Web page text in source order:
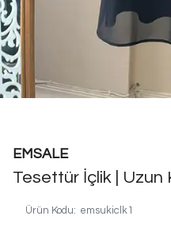
EMSALE
Tesettür İçlik | Uzun
Ürün Kodu: emsukiclk1